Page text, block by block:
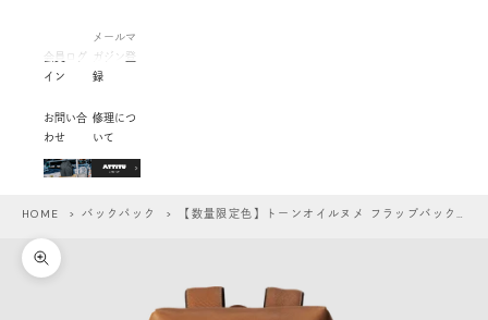
会員ログ
イン
メールマ
ガジン登
録
お問い合
わせ
修理につ
いて
HOME >バックパック > 【数量限定色】トーンオイルヌメ フラップバックパック
ズームイン